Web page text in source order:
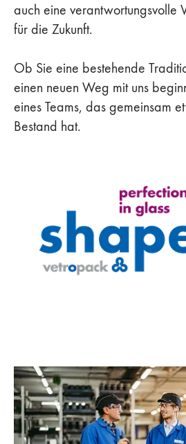
auch eine verantwortungsvolle
für die Zukunft.
Ob Sie eine bestehende
einen neuen Weg mit uns
eines Teams, das gemeinsam
Bestand hat.